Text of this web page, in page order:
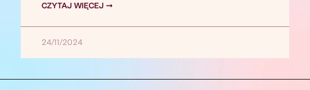
CZYTAJ WIĘCEJ ➞
24/11/2024